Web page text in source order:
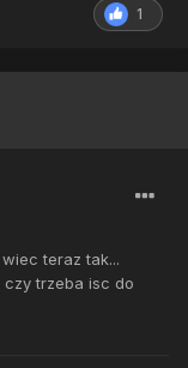
1
teraz tak...
trzeba isc do